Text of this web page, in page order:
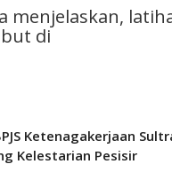
menjelaskan,
di
Ketenagakerjaan
Kelestarian Pesisir